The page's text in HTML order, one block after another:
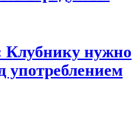
Клубнику нужно
употреблением